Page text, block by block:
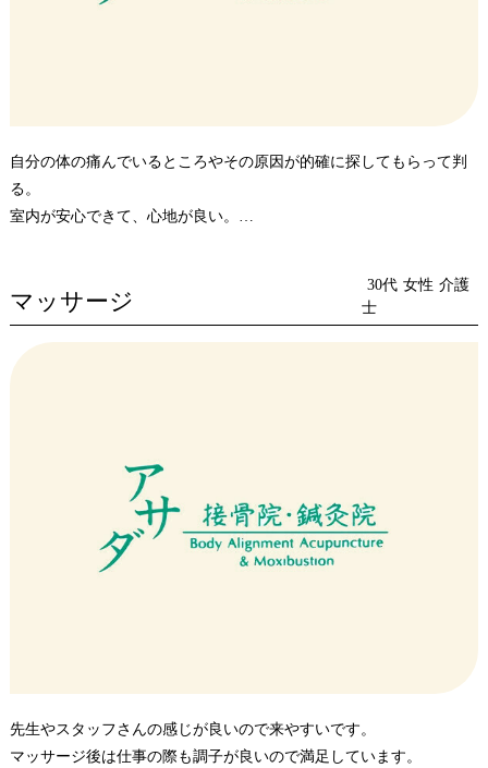
自分の体の痛んでいるところやその原因が的確に探してもらって判
る。
室内が安心できて、心地が良い。
マッサージ
30代 女性 介護
士
先生やスタッフさんの感じが良いので来やすいです。
マッサージ後は仕事の際も調子が良いので満足しています。